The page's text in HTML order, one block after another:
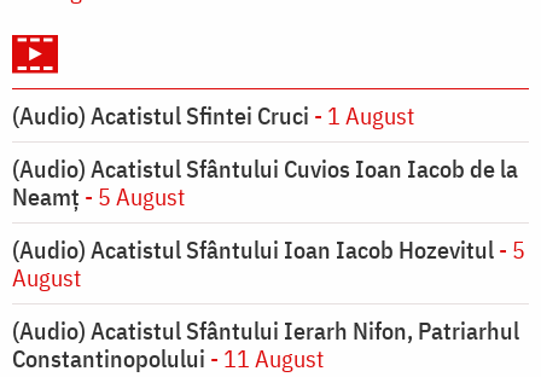
(Audio) Acatistul Sfintei Cruci - 1 August
(Audio) Acatistul Sfântului Cuvios Ioan Iacob de la
Neamț - 5 August
(Audio) Acatistul Sfântului Ioan Iacob Hozevitul- 5
August
(Audio) Acatistul Sfântului Ierarh Nifon, Patriarhul
Constantinopolului - 11 August